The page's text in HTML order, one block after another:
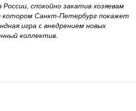
спокойно закатив хозяевам
Санкт-Петербург покажет
игра с внедрением новых
коллектив.